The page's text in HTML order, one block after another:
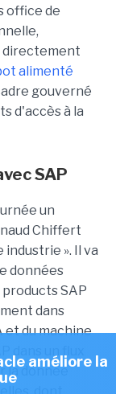
office de
alimenté
gouverné
d'accès à la
SAP
un
Chiffert
». Il va
données
SAP
dans
et du machine
dans un flux
la donnée
améliore la